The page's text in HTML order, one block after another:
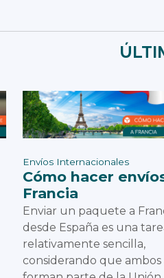
Envíos Internacionales
Cómo hacer
Francia
Enviar un paquete a
desde España es una
relativamente sencilla,
considerando que ambos